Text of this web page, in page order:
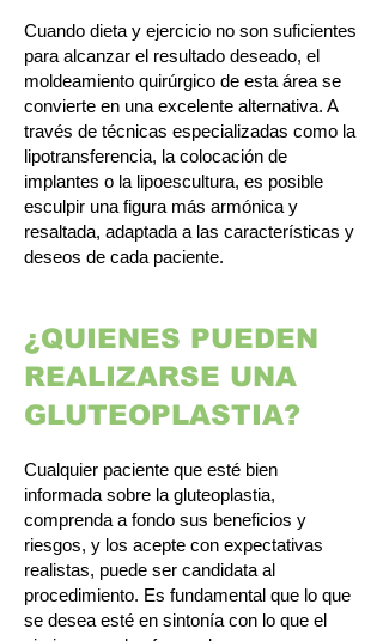
Cuando dieta y ejercicio no son suficientes
para alcanzar el resultado deseado, el
moldeamiento quirúrgico de esta área se
convierte en una excelente alternativa. A
través de técnicas especializadas como la
lipotransferencia, la colocación de
implantes o la lipoescultura, es posible
esculpir una figura más armónica y
resaltada, adaptada a las características y
deseos de cada paciente.
¿QUIENES PUEDEN
REALIZARSE UNA
GLUTEOPLASTIA?
Cualquier paciente que esté bien
informada sobre la gluteoplastia,
comprenda a fondo sus beneficios y
riesgos, y los acepte con expectativas
realistas, puede ser candidata al
procedimiento. Es fundamental que lo que
se desea esté en sintonía con lo que el